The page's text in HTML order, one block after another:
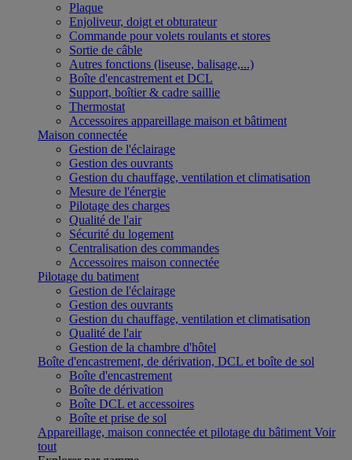
Plaque
Enjoliveur, doigt et obturateur
Commande pour volets roulants et stores
Sortie de câble
Autres fonctions (liseuse, balisage,...)
Boîte d'encastrement et DCL
Support, boîtier & cadre saillie
Thermostat
Accessoires appareillage maison et bâtiment
Maison connectée
Gestion de l'éclairage
Gestion des ouvrants
Gestion du chauffage, ventilation et climatisation
Mesure de l'énergie
Pilotage des charges
Qualité de l'air
Sécurité du logement
Centralisation des commandes
Accessoires maison connectée
Pilotage du batiment
Gestion de l'éclairage
Gestion des ouvrants
Gestion du chauffage, ventilation et climatisation
Qualité de l'air
Gestion de la chambre d'hôtel
Boîte d'encastrement, de dérivation, DCL et boîte de sol
Boîte d'encastrement
Boîte de dérivation
Boîte DCL et accessoires
Boîte et prise de sol
Appareillage, maison connectée et pilotage du bâtiment Voir
tout